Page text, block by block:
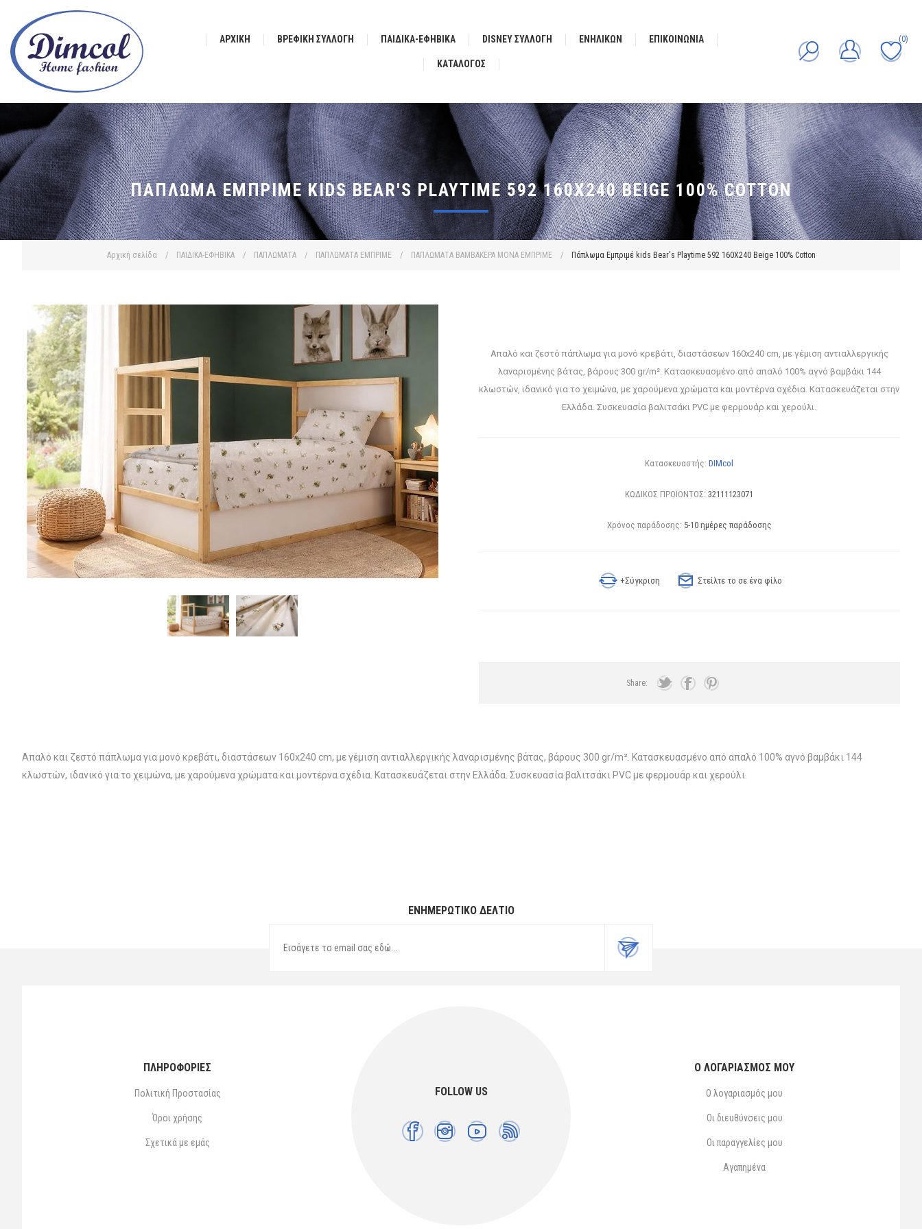
ΑΡΧΙΚΉ ΒΡΕΦΙΚΗ ΣΥΛΛΟΓΗ ΠΑΙΔΙΚΑ-ΕΦΗΒΙΚΑ DISNEY ΣΥΛΛΟΓΗ ΕΝΗΛΙΚΩΝ ΕΠΙΚΟΙΝΩΝΊΑ
ΚΑΤΆΛΟΓΟΣ
(0)
Αρχική σελίδα / ΠΑΙΔΙΚΑ-ΕΦΗΒΙΚΑ / ΠΑΠΛΩΜΑΤΑ / ΠΑΠΛΩΜΑΤΑ ΕΜΠΡΙΜΕ / ΠΑΠΛΩΜΑΤΑ ΒΑΜΒΑΚΕΡΑ ΜΟΝΑ ΕΜΠΡΙΜΕ / Πάπλωμα Εμπριμέ kids Bear's Playtime 592 160X240 Beige 100% Cotton
ΠΆΠΛΩΜΑ ΕΜΠΡΙΜΈ KIDS BEAR'S PLAYTIME 592 160X240 BEIGE 100% COTTON
Απαλό και ζεστό πάπλωμα για μονό κρεβάτι, διαστάσεων 160x240 cm, με γέμιση αντιαλλεργικής
λαναρισμένης βάτας, βάρους 300 gr/m². Κατασκευασμένο από απαλό 100% αγνό βαμβάκι 144
κλωστών, ιδανικό για το χειμώνα, με χαρούμενα χρώματα και μοντέρνα σχέδια. Κατασκευάζεται στην
Ελλάδα. Συσκευασία βαλιτσάκι PVC με φερμουάρ και χερούλι.
Κατασκευαστής: DIMcol
ΚΩΔΙΚΟΣ ΠΡΟΪΟΝΤΟΣ: 32111123071
Χρόνος παράδοσης: 5-10 ημέρες παράδοσης
+Σύγκριση Στείλτε το σε ένα φίλο
Share:
Απαλό και ζεστό πάπλωμα για μονό κρεβάτι, διαστάσεων 160x240 cm, με γέμιση αντιαλλεργικής λαναρισμένης βάτας, βάρους 300 gr/m². Κατασκευασμένο από απαλό 100% αγνό βαμβάκι 144
κλωστών, ιδανικό για το χειμώνα, με χαρούμενα χρώματα και μοντέρνα σχέδια. Κατασκευάζεται στην Ελλάδα. Συσκευασία βαλιτσάκι PVC με φερμουάρ και χερούλι.
ΕΝΗΜΕΡΩΤΙΚΌ ΔΕΛΤΊΟ
FOLLOW US
ΠΛΗΡΟΦΟΡΙΕΣ
Πολιτική Προστασίας
Όροι χρήσης
Σχετικά με εμάς
Ο ΛΟΓΑΡΙΑΣΜΌΣ ΜΟΥ
Ο λογαριασμός μου
Οι διευθύνσεις μου
Οι παραγγελίες μου
Αγαπημένα